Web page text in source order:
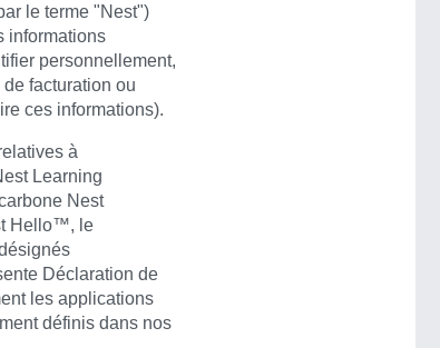
le terme "Nest")
informations
personnellement,
facturation ou
ces informations).
à
Learning
Nest
Hello™, le
Déclaration de
les applications
définis dans nos